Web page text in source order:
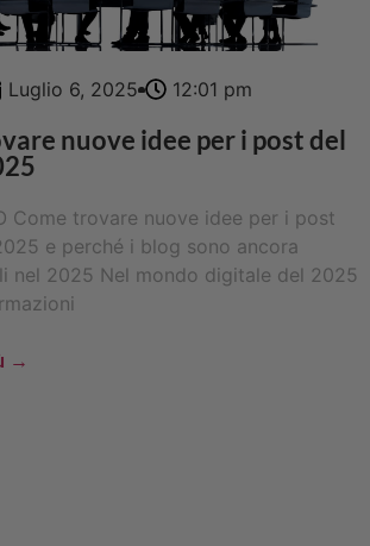
Luglio 6, 2025 12:01 pm
nuove idee per i post del
Come trovare nuove idee per i post
e perché i blog sono ancora
nel 2025 Nel mondo digitale del 2025
→